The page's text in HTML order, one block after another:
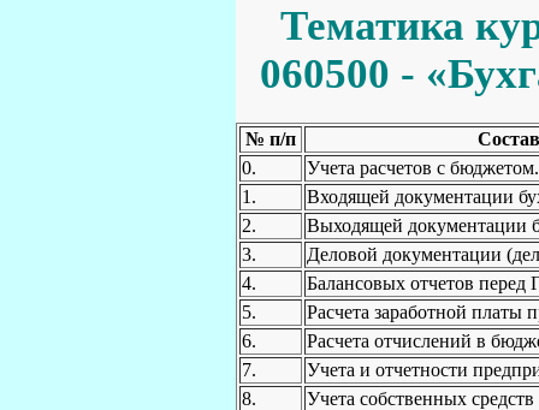
Тематика
060500 -
№ п/п
0.
Учета расчетов с бюджетом.
1.
Входящей документации
2.
Выходящей документации
3.
Деловой документации
4.
Балансовых отчетов перед
5.
Расчета заработной платы
6.
Расчета отчислений в
7.
Учета и отчетности
8.
Учета собственных